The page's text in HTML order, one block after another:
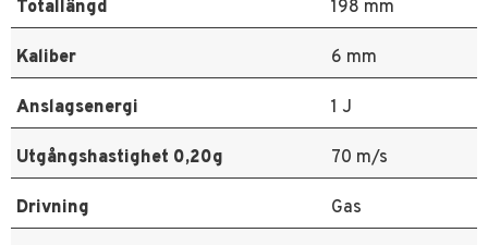
Totallängd 198 mm
Kaliber 6 mm
Anslagsenergi 1 J
Utgångshastighet 0,20g 70 m/s
Drivning Gas